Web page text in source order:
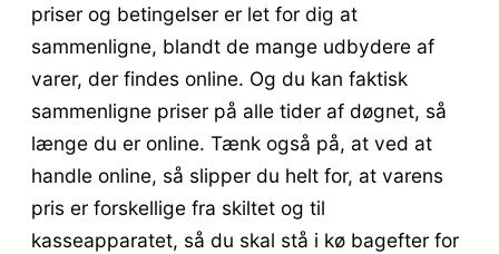
priser og betingelser er let for dig at
sammenligne, blandt de mange udbydere af
varer, der findes online. Og du kan faktisk
sammenligne priser på alle tider af døgnet, så
længe du er online. Tænk også på, at ved at
handle online, så slipper du helt for, at varens
pris er forskellige fra skiltet og til
kasseapparatet, så du skal stå i kø bagefter for